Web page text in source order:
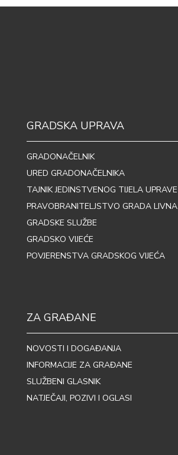
GRADSKA UPRAVA
GRADONAČELNIK
URED GRADONAČELNIKA
TAJNIK JEDINSTVENOG TIJELA UPRAVE
PRAVOBRANITELJSTVO GRADA LIVNA
GRADSKE SLUŽBE
GRADSKO VIJEĆE
POVJERENSTVA GRADSKOG VIJEĆA
ZA GRAĐANE
NOVOSTI I DOGAĐANJA
INFORMACIJE ZA GRAĐANE
SLUŽBENI GLASNIK
NATJEČAJI, POZIVI I OGLASI